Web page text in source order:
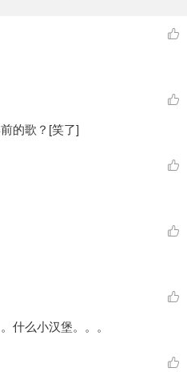
的歌？ [笑了]
什么小汉堡。。。